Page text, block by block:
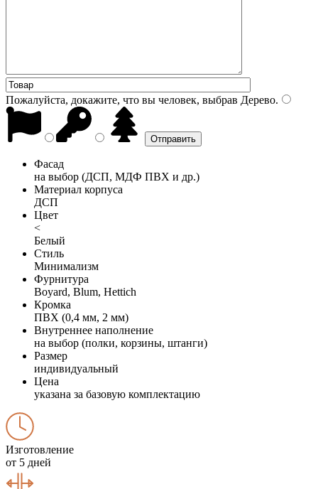
Пожалуйста, докажите, что вы человек, выбрав Дерево.
Фасад
на выбор (ДСП, МДФ ПВХ и др.)
Материал корпуса
ДСП
Цвет
<
Белый
Стиль
Минимализм
Фурнитура
Boyard, Blum, Hettich
Кромка
ПВХ (0,4 мм, 2 мм)
Внутреннее наполнение
на выбор (полки, корзины, штанги)
Размер
индивидуальный
Цена
указана за базовую комплектацию
Изготовление
от 5 дней